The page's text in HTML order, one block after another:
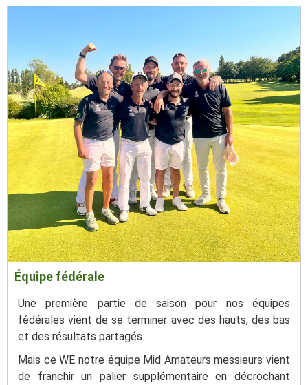
Équipe fédérale
Une première partie de saison pour nos équipes
fédérales vient de se terminer avec des hauts, des bas
et des résultats partagés.
Mais ce WE notre équipe Mid Amateurs messieurs vient
de franchir un palier supplémentaire en décrochant